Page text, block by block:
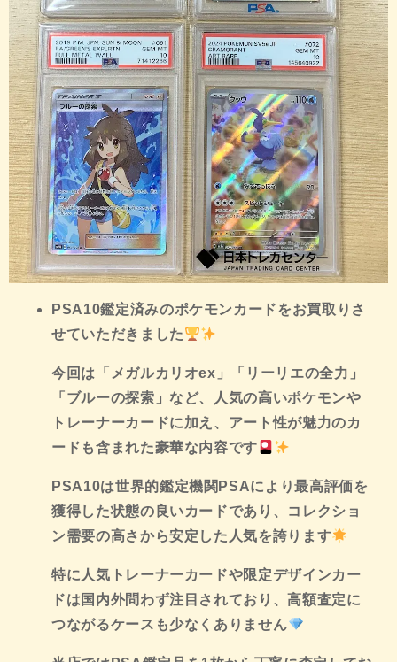
PSA10鑑定済みのポケモンカードをお買取りさ
せていただきました
今回は「メガルカリオex」「リーリエの全力」
「ブルーの探索」など、人気の高いポケモンや
トレーナーカードに加え、アート性が魅力のカ
ードも含まれた豪華な内容です
PSA10は世界的鑑定機関PSAにより最高評価を
獲得した状態の良いカードであり、コレクショ
ン需要の高さから安定した人気を誇ります
特に人気トレーナーカードや限定デザインカー
ドは国内外問わず注目されており、高額査定に
つながるケースも少なくありません